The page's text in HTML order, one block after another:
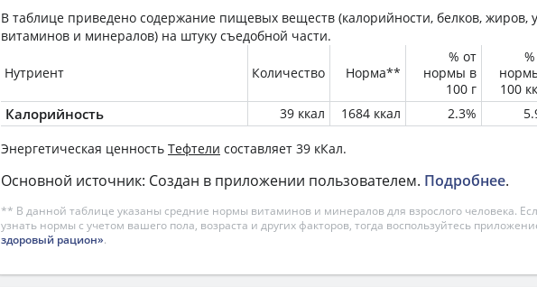
В таблице приведено содержание пищевых веществ (калорийности, белков, жиров,
витаминов и минералов) на штуку съедобной части.
Нутриент Количество Норма**
% от
нормы в
100 г
100
Калорийность 39 ккал 1684 ккал 2.3%
Энергетическая ценность Тефтели составляет 39 кКал.
Основной источник: Создан в приложении пользователем. Подробнее.
** В данной таблице указаны средние нормы витаминов и минералов для взрослого человека.
узнать нормы с учетом вашего пола, возраста и других факторов, тогда воспользуйтесь
здоровый рацион».